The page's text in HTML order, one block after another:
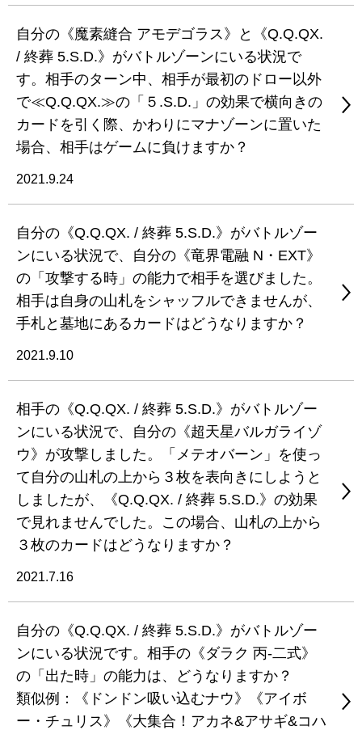
自分の《魔素縫合 アモデゴラス》と《Q.Q.QX.
/ 終葬 5.S.D.》がバトルゾーンにいる状況で
す。相手のターン中、相手が最初のドロー以外
で≪Q.Q.QX.≫の「５.S.D.」の効果で横向きの
カードを引く際、かわりにマナゾーンに置いた
場合、相手はゲームに負けますか？
2021.9.24
自分の《Q.Q.QX. / 終葬 5.S.D.》がバトルゾー
ンにいる状況で、自分の《竜界電融 N・EXT》
の「攻撃する時」の能力で相手を選びました。
相手は自身の山札をシャッフルできませんが、
手札と墓地にあるカードはどうなりますか？
2021.9.10
相手の《Q.Q.QX. / 終葬 5.S.D.》がバトルゾー
ンにいる状況で、自分の《超天星バルガライゾ
ウ》が攻撃しました。「メテオバーン」を使っ
て自分の山札の上から３枚を表向きにしようと
しましたが、《Q.Q.QX. / 終葬 5.S.D.》の効果
で見れませんでした。この場合、山札の上から
３枚のカードはどうなりますか？
2021.7.16
自分の《Q.Q.QX. / 終葬 5.S.D.》がバトルゾー
ンにいる状況です。相手の《ダラク 丙-二式》
の「出た時」の能力は、どうなりますか？
類似例：《ドンドン吸い込むナウ》《アイボ
ー・チュリス》《大集合！アカネ&アサギ&コハ